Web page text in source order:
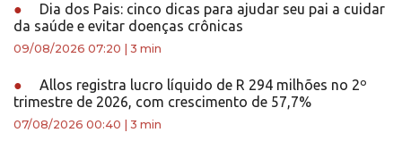
●
Dia dos Pais: cinco dicas para ajudar seu pai a cuidar
da saúde e evitar doenças crônicas
09/08/2026 07:20 3 min
●
Allos registra lucro líquido de R 294 milhões no 2º
trimestre de 2026, com crescimento de 57,7%
07/08/2026 00:40 3 min